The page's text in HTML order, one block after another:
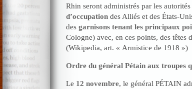
Rhin seront administrés par les
d’occupationdes Alliés et des États-
des garnisons tenant les principaux
Cologne) avec, en ces points, des
(Wikipedia, art. « Armistice de 1918 »)
Ordre du général Pétain aux troupes
Le 12 novembre, le général PÉTAIN